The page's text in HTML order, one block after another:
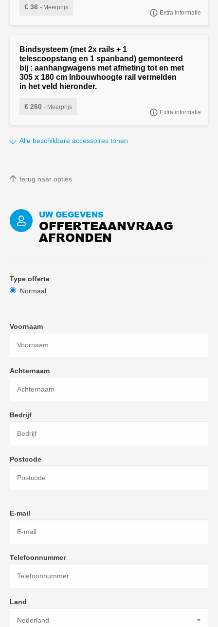
€ 36 - Meerprijs
Extra informatie
Bindsysteem (met 2x rails + 1
telescoopstang en 1 spanband) gemonteerd
bij : aanhangwagens met afmeting tot en met
305 x 180 cm Inbouwhoogte rail vermelden
in het veld hieronder.
€ 260 - Meerprijs
180 cm
Extra informatie
Alle beschikbare accessoires tonen
terug naar opties
OFFERTEAANVRAAG
AFRONDEN
UW GEGEVENS
Type offerte
Normaal
Voornaam
Achternaam
Bedrijf
Postcode
E-mail
Telefoonnummer
Land